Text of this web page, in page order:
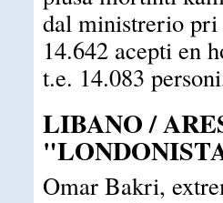
dal ministrerio pri
14.642 acepti en
t.e. 14.083
LIBANO /
Omar Bakri,